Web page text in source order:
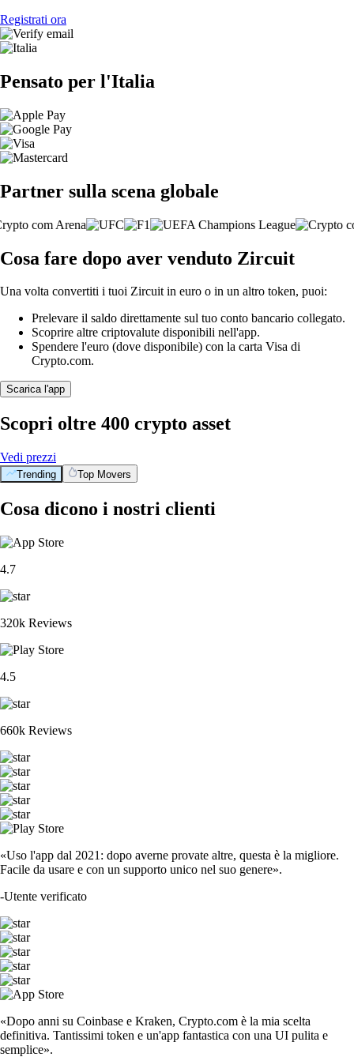
Registrati ora
Pensato per l'Italia
Partner sulla scena globale
Cosa fare dopo aver venduto Zircuit
Una volta convertiti i tuoi Zircuit in euro o in un altro token, puoi:
Prelevare il saldo direttamente sul tuo conto bancario collegato.
Scoprire altre criptovalute disponibili nell'app.
Spendere l'euro (dove disponibile) con la carta Visa di
Crypto.com.
Scarica l'app
Scopri oltre 400 crypto asset
Vedi prezzi
Trending Top Movers
Cosa dicono i nostri clienti
4.7
320k Reviews
4.5
660k Reviews
«Uso l'app dal 2021: dopo averne provate altre, questa è la migliore.
Facile da usare e con un supporto unico nel suo genere».
-Utente verificato
«Dopo anni su Coinbase e Kraken, Crypto.com è la mia scelta
definitiva. Tantissimi token e un'app fantastica con una UI pulita e
semplice».